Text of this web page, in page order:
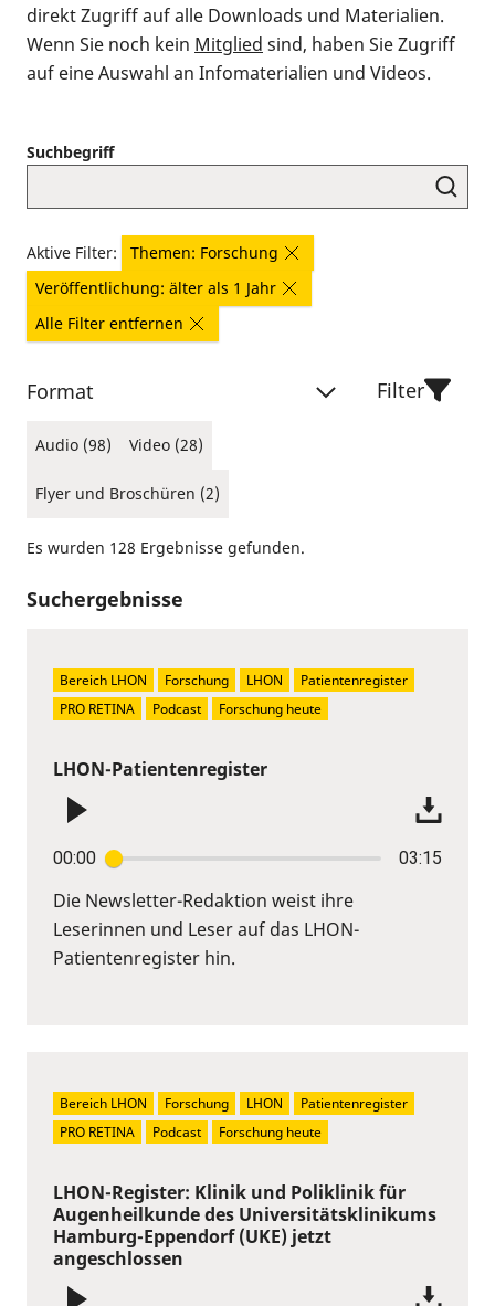
direkt Zugriff auf alle Downloads und Materialien.
Wenn Sie noch kein Mitglied sind, haben Sie Zugriff
auf eine Auswahl an Infomaterialien und Videos.
Suchbegriff
Aktive Filter:
Themen: Forschung
Veröffentlichung: älter als 1 Jahr
Alle Filter entfernen
Format
Audio (98) Video (28)
Flyer und Broschüren (2)
Filter
Es wurden 128 Ergebnisse gefunden.
Suchergebnisse
LHON-Patientenregister
00:00 03:15
Die Newsletter-Redaktion weist ihre
Leserinnen und Leser auf das LHON-
Patientenregister hin.
Bereich LHON Forschung LHON
Patientenregister
PRO RETINA
Podcast Forschung heute
LHON-Register: Klinik und Poliklinik für
Augenheilkunde des Universitätsklinikums
Hamburg-Eppendorf (UKE) jetzt
angeschlossen
Bereich LHON Forschung LHON
Patientenregister
PRO RETINA
Podcast Forschung heute